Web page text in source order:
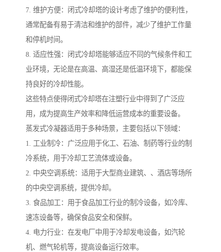
7. 维护方便：闭式冷却塔的设计考虑了维护的便利性，
通常配备有易于清洁和维护的部件，减少了维护工作量
和停机时间。
8. 适应性强：闭式冷却塔能够适应不同的气候条件和工
业环境，无论是在高温、高湿还是低温环境下，都能保
持良好的冷却性能。
这些特点使得闭式冷却塔在注塑行业中得到了广泛应
用，成为提高生产效率和降低运营成本的重要设备。
蒸发式冷凝器适用于多种场景，主要包括以下领域：
1. 工业制冷：广泛应用于化工、石油、制药等行业的制
冷系统，用于冷却工艺流体或设备。
2. 中央空调系统：适用于大型商业建筑、、酒店等场所
的中央空调系统，提供冷却。
3. 食品加工：用于食品加工行业的制冷设备，如冷库、
速冻设备等，确保食品安全和保鲜。
4. 电力行业：在发电厂中用于冷却发电设备，如汽轮
机、燃气轮机等，提高设备运行效率。